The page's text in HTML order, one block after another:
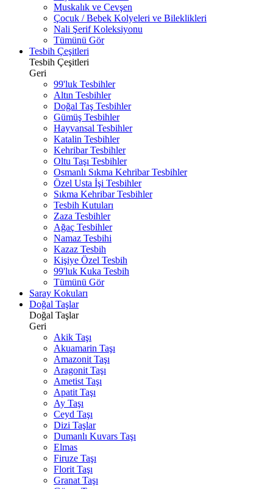
Muskalık ve Cevşen
Çocuk / Bebek Kolyeleri ve Bileklikleri
Nali Şerif Koleksiyonu
Tümünü Gör
Tesbih Çeşitleri
Tesbih Çeşitleri
Geri
99'luk Tesbihler
Altın Tesbihler
Doğal Taş Tesbihler
Gümüş Tesbihler
Hayvansal Tesbihler
Katalin Tesbihler
Kehribar Tesbihler
Oltu Taşı Tesbihler
Osmanlı Sıkma Kehribar Tesbihler
Özel Usta İşi Tesbihler
Sıkma Kehribar Tesbihler
Tesbih Kutuları
Zaza Tesbihler
Ağaç Tesbihler
Namaz Tesbihi
Kazaz Tesbih
Kişiye Özel Tesbih
99'luk Kuka Tesbih
Tümünü Gör
Saray Kokuları
Doğal Taşlar
Doğal Taşlar
Geri
Akik Taşı
Akuamarin Taşı
Amazonit Taşı
Aragonit Taşı
Ametist Taşı
Apatit Taşı
Ay Taşı
Ceyd Taşı
Dizi Taşlar
Dumanlı Kuvars Taşı
Elmas
Firuze Taşı
Florit Taşı
Granat Taşı